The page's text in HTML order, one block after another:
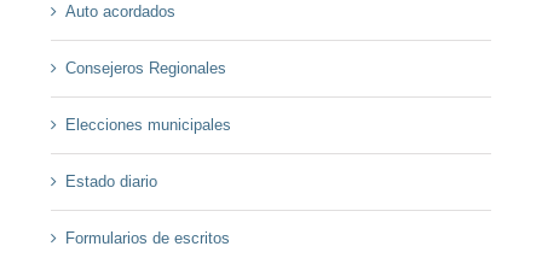
Auto acordados
Consejeros Regionales
Elecciones municipales
Estado diario
Formularios de escritos